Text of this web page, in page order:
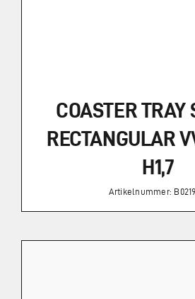
COASTER TRAY
RECTANGULAR
H1,7
Artikelnummer: